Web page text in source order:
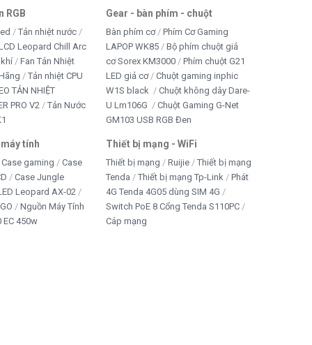
RGB
Tản nhiệt nước
Leopard Chill Arc
Fan Tản Nhiệt
Tản nhiệt CPU
TẢN NHIỆT
PRO V2
Tản Nước
tính
Case gaming
Case
Case Jungle
Leopard AX-02
Nguồn Máy Tính
EC 450w
Gear - bàn phím - chuột
Bàn phím cơ
Phím Cơ Gaming
LAPOP WK85
Bộ phím chuột giả
cơ Sorex KM3000
Phím chuột G21
LED giả cơ
Chuột gaming inphic
W1S black
Chuột không dây Dare-
U Lm106G
Chuột Gaming G-Net
GM103 USB RGB Đen
Thiết bị mạng - WiFi
Thiết bị mạng Ruijie
Thiết bị mạng
Tenda
Thiết bị mạng Tp-Link
Phát
4G Tenda 4G05 dùng SIM 4G
Switch PoE 8 Cổng Tenda S110PC
Cáp mạng